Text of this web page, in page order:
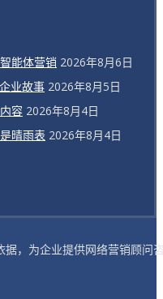
能体营销 2026年8月6日
业故事 2026年8月5日
容 2026年8月4日
晴雨表 2026年8月4日
据，为企业提供网络营销顾问